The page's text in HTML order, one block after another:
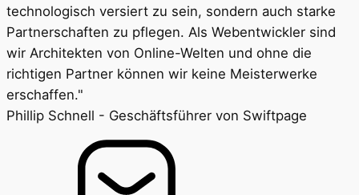
technologisch versiert zu sein, sondern auch starke
Partnerschaften zu pflegen. Als Webentwickler sind
wir Architekten von Online-Welten und ohne die
richtigen Partner können wir keine Meisterwerke
erschaffen."
Phillip Schnell - Geschäftsführer von Swiftpage